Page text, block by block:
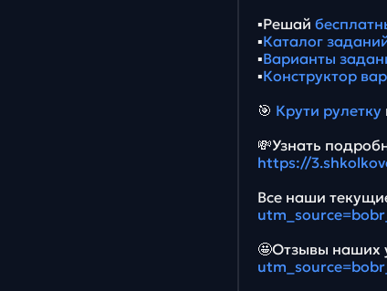
▪️Решай
▪️Каталог
▪️Варианты
▪️Конструктор
🎯 Крути рулетку
💸Узнать
https://
Все наши
🤩Отзывы наших